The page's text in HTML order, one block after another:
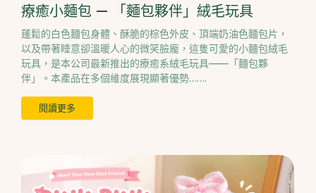
療癒小麵包 — 「麵包夥伴」絨毛玩具
蓬鬆的白色麵包身體、酥脆的棕色外皮、頂端奶油色麵包片，
以及帶著睡意卻溫暖人心的微笑臉龐，這隻可愛的小麵包絨毛
玩具，是本公司最新推出的療癒系絨毛玩具——「麵包夥
伴」。本產品在多個維度展現顯著優勢…….
閱讀更多